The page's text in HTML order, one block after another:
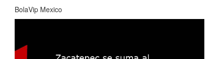
BolaVip Mexico